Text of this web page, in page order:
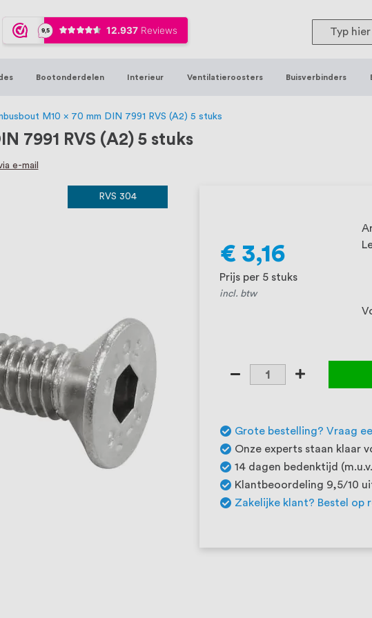
20 jaar ervaring in RVS producten voor
en bouwbeslag. In onze webshop vind je het
produceren, geheel volgens jouw specifieke
we geloven dat een goede relatie met onze
Search
Bootonderdelen Interieur Ventilatieroosters Buisverbinders
M10 x 70 mm DIN 7991 RVS (A2) 5 stuks
7991 RVS (A2) 5 stuks
e-mail
RVS 304
€ 3,16
Prijs per 5 stuks
incl. btw
Grote bestelling? Vraag
Onze experts staan klaar
14 dagen bedenktijd
Klantbeoordeling 9,5/10
Zakelijke klant? Bestel op